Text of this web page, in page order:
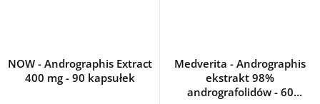
NOW - Andrographis Extract
400 mg - 90 kapsułek
Medverita - Andrographis
ekstrakt 98%
andrografolidów - 60